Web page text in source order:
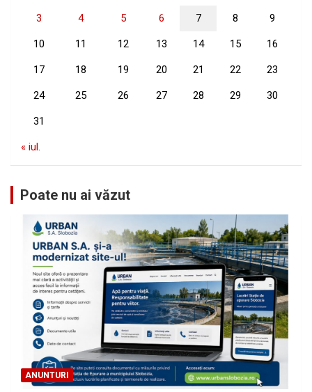
3 4 5 6 7 8 9
10 11 12 13 14 15 16
17 18 19 20 21 22 23
24 25 26 27 28 29 30
31
« iul.
Poate nu ai văzut
ANUNTURI